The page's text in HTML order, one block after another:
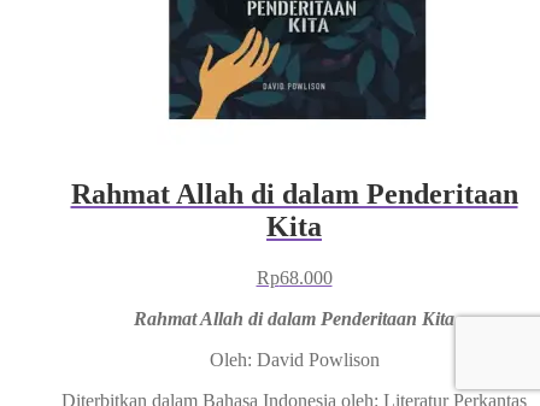
Rahmat Allah di dalam Penderitaan
Kita
Rp68.000
Rahmat Allah di dalam Penderitaan Kita
Oleh: David Powlison
Diterbitkan dalam Bahasa Indonesia oleh: Literatur Perkantas